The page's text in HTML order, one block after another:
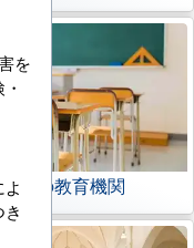
どの教育機関
を